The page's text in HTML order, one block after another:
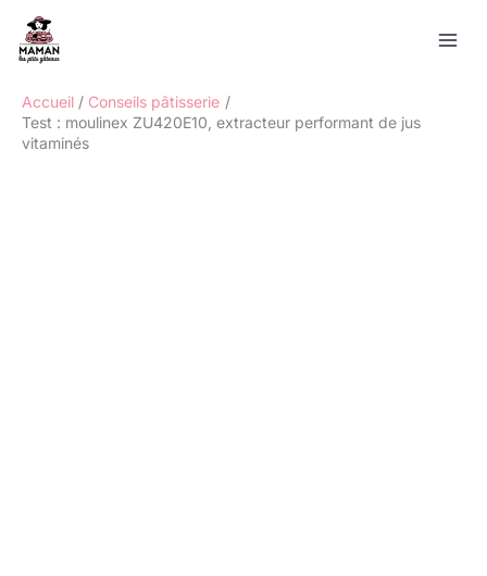
contenu
Accueil
Conseils pâtisserie
Test : moulinex ZU420E10, extracteur performant de jus
vitaminés
Rechercher